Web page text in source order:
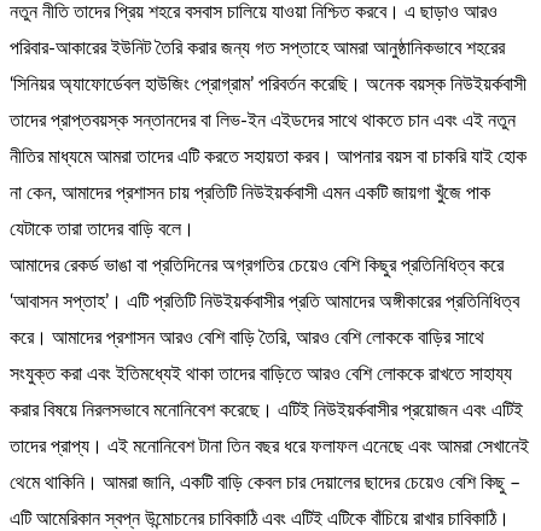
নতুন নীতি তাদের প্রিয় শহরে বসবাস চালিয়ে যাওয়া নিশ্চিত করবে। এ ছাড়াও আরও
পরিবার-আকারের ইউনিট তৈরি করার জন্য গত সপ্তাহে আমরা আনুষ্ঠানিকভাবে শহরের
‘সিনিয়র অ্যাফোর্ডেবল হাউজিং প্রোগ্রাম’ পরিবর্তন করেছি। অনেক বয়স্ক নিউইয়র্কবাসী
তাদের প্রাপ্তবয়স্ক সন্তানদের বা লিভ-ইন এইডদের সাথে থাকতে চান এবং এই নতুন
নীতির মাধ্যমে আমরা তাদের এটি করতে সহায়তা করব। আপনার বয়স বা চাকরি যাই হোক
না কেন, আমাদের প্রশাসন চায় প্রতিটি নিউইয়র্কবাসী এমন একটি জায়গা খুঁজে পাক
যেটাকে তারা তাদের বাড়ি বলে।
আমাদের রেকর্ড ভাঙা বা প্রতিদিনের অগ্রগতির চেয়েও বেশি কিছুর প্রতিনিধিত্ব করে
‘আবাসন সপ্তাহ’। এটি প্রতিটি নিউইয়র্কবাসীর প্রতি আমাদের অঙ্গীকারের প্রতিনিধিত্ব
করে। আমাদের প্রশাসন আরও বেশি বাড়ি তৈরি, আরও বেশি লোককে বাড়ির সাথে
সংযুক্ত করা এবং ইতিমধ্যেই থাকা তাদের বাড়িতে আরও বেশি লোককে রাখতে সাহায্য
করার বিষয়ে নিরলসভাবে মনোনিবেশ করেছে। এটিই নিউইয়র্কবাসীর প্রয়োজন এবং এটিই
তাদের প্রাপ্য। এই মনোনিবেশ টানা তিন বছর ধরে ফলাফল এনেছে এবং আমরা সেখানেই
থেমে থাকিনি। আমরা জানি, একটি বাড়ি কেবল চার দেয়ালের ছাদের চেয়েও বেশি কিছু –
এটি আমেরিকান স্বপ্ন উন্মোচনের চাবিকাঠি এবং এটিই এটিকে বাঁচিয়ে রাখার চাবিকাঠি।